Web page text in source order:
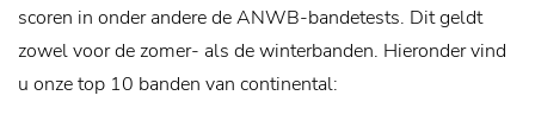
scoren in onder andere de ANWB-bandetests. Dit geldt
zowel voor de zomer- als de winterbanden. Hieronder vind
u onze top 10 banden van continental: